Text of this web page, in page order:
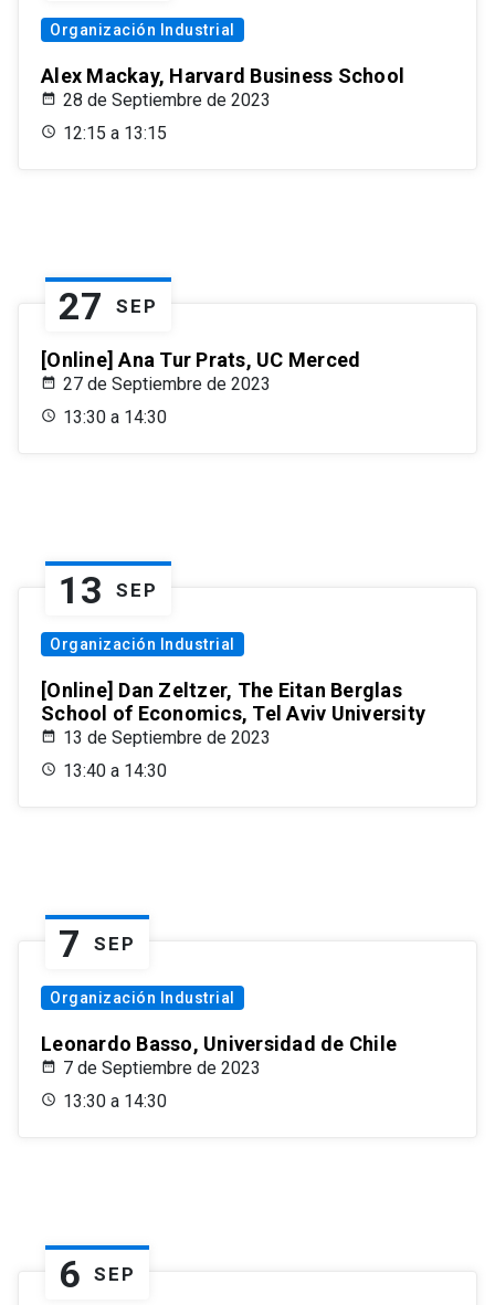
Organización Industrial
Alex Mackay, Harvard Business School
28 de Septiembre de 2023
12:15 a 13:15
27 SEP
[Online] Ana Tur Prats, UC Merced
27 de Septiembre de 2023
13:30 a 14:30
13 SEP
Organización Industrial
[Online] Dan Zeltzer, The Eitan Berglas
School of Economics, Tel Aviv University
13 de Septiembre de 2023
13:40 a 14:30
7 SEP
Organización Industrial
Leonardo Basso, Universidad de Chile
7 de Septiembre de 2023
13:30 a 14:30
6 SEP